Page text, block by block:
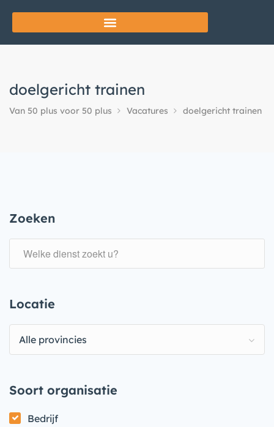
doelgericht trainen
Van 50 plus voor 50 plus Vacatures doelgericht trainen
Zoeken
Locatie
Alle provincies
Soort organisatie
Bedrijf